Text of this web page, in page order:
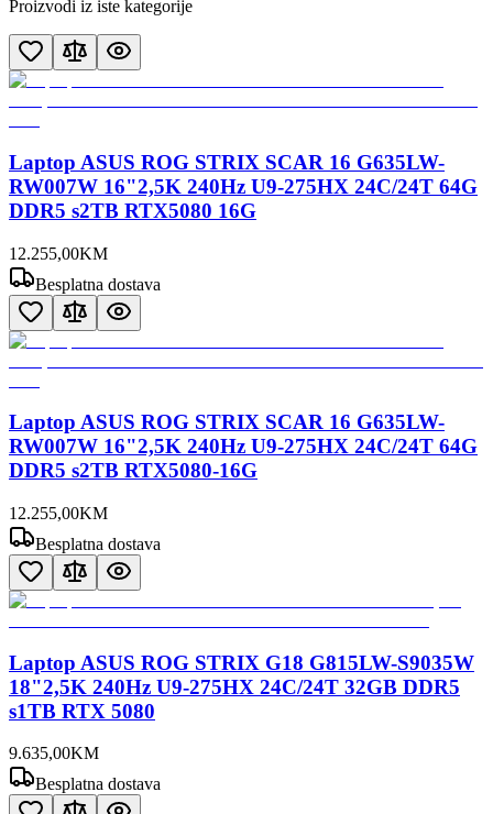
Proizvodi iz iste kategorije
Laptop ASUS ROG STRIX SCAR 16 G635LW-
RW007W 16"2,5K 240Hz U9-275HX 24C/24T 64G
DDR5 s2TB RTX5080 16G
12.255,00KM
Besplatna dostava
Laptop ASUS ROG STRIX SCAR 16 G635LW-
RW007W 16"2,5K 240Hz U9-275HX 24C/24T 64G
DDR5 s2TB RTX5080-16G
12.255,00KM
Besplatna dostava
Laptop ASUS ROG STRIX G18 G815LW-S9035W
18"2,5K 240Hz U9-275HX 24C/24T 32GB DDR5
s1TB RTX 5080
9.635,00KM
Besplatna dostava